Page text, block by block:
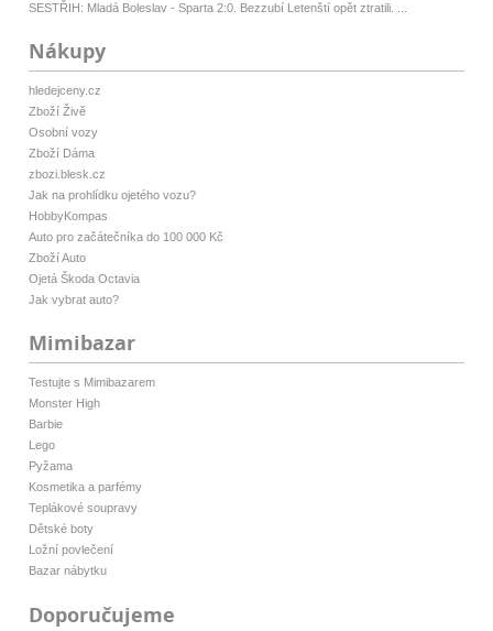
SESTŘIH: Mladá Boleslav - Sparta 2:0. Bezzubí Letenští opět ztratili. ...
Nákupy
hledejceny.cz
Zboží Živě
Osobní vozy
Zboží Dáma
zbozi.blesk.cz
Jak na prohlídku ojetého vozu?
HobbyKompas
Auto pro začátečníka do 100 000 Kč
Zboží Auto
Ojetá Škoda Octavia
Jak vybrat auto?
Mimibazar
Testujte s Mimibazarem
Monster High
Barbie
Lego
Pyžama
Kosmetika a parfémy
Teplákové soupravy
Dětské boty
Ložní povlečení
Bazar nábytku
Doporučujeme